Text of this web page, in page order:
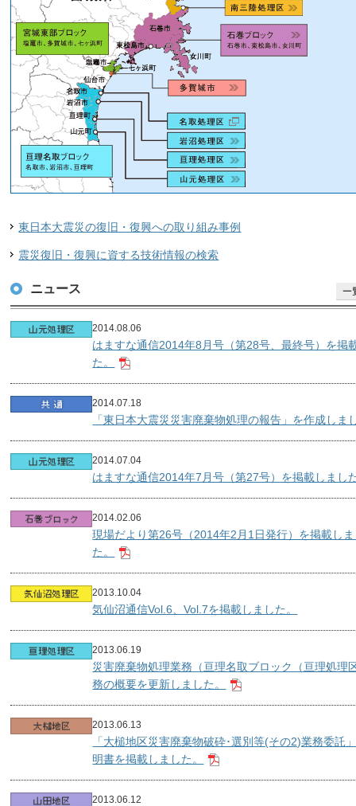
東日本大震災の復旧・復興への取り組み事例
震災復旧・復興に資する技術情報の検索
ニュース
2014.08.06
はますな通信2014年8月号（第28号、最終号）を掲
た。
2014.07.18
「東日本大震災災害廃棄物処理の報告」を作成しま
2014.07.04
はますな通信2014年7月号（第27号）を掲載しまし
2014.02.06
現場だより第26号（2014年2月1日発行）を掲載し
た。
2013.10.04
気仙沼通信Vol.6、Vol.7を掲載しました。
2013.06.19
災害廃棄物処理業務（亘理名取ブロック（亘理処理
務の概要を更新しました。
2013.06.13
「大槌地区災害廃棄物破砕･選別等(その2)業務委託
明書を掲載しました。
2013.06.12